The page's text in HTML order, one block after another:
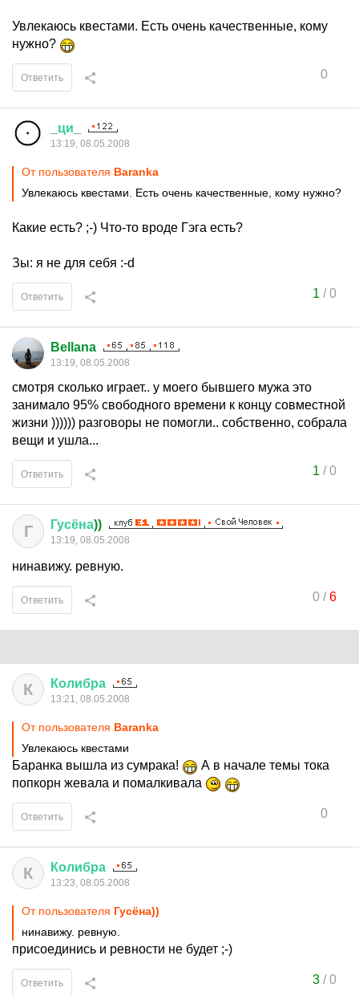
Увлекаюсь квестами. Есть очень качественные, кому
нужно?
0
Ответить
ци
13:19, 08.05.2008
От пользователя Baranka
Увлекаюсь квестами. Есть очень качественные, кому нужно?
Какие есть? ;-) Что-то вроде Гэга есть?
Зы: я не для себя :-d
1 /0
Ответить
Bellana
13:19, 08.05.2008
смотря сколько играет.. у моего бывшего мужа это
занимало 95% свободного времени к концу совместной
жизни )))))) разговоры не помогли.. собственно, собрала
вещи и ушла...
1 /0
Ответить
Г Гусёна))
13:19, 08.05.2008
нинавижу. ревную.
0/6
Ответить
К Колибра
13:21, 08.05.2008
От пользователя Baranka
Увлекаюсь квестами
Баранка вышла из сумрака!
А в начале темы тока
попкорн жевала и помалкивала
0
Ответить
К Колибра
13:23, 08.05.2008
От пользователя Гусёна))
нинавижу. ревную.
присоединись и ревности не будет ;-)
3/0
Ответить